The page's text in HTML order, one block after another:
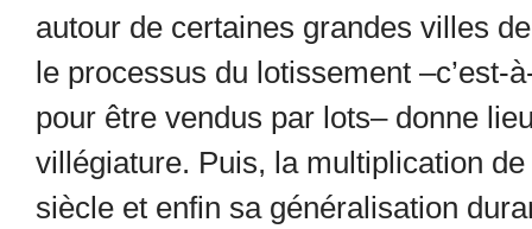
autour de certaines grandes villes
le processus du lotissement
pour être vendus par lots– donne
villégiature. Puis, la multiplication
siècle et enfin sa généralisation